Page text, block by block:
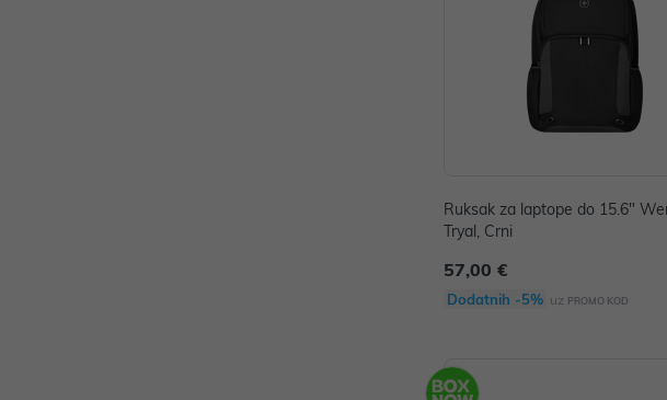
Ruksak za laptope do 15.6"
Tryal, Crni
57,00 €
Dodatnih -5% uz PROMO KOD